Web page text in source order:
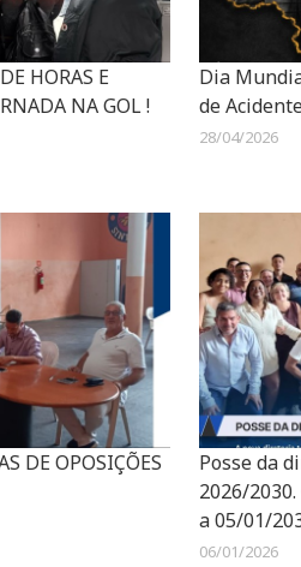
HORAS E
NA GOL !
Dia
de
28/04/2026
DE OPOSIÇÕES
Posse da
2026/
a 05/01/
06/01/2026